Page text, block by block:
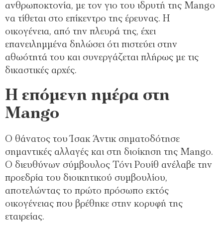
ανθρωποκτονία, με τον γιο του ιδρυτή της Mango
να τίθεται στο επίκεντρο της έρευνας. Η
οικογένεια, από την πλευρά της, έχει
επανειλημμένα δηλώσει ότι πιστεύει στην
αθωότητά του και συνεργάζεται πλήρως με τις
δικαστικές αρχές.
Η επόμενη ημέρα στη
Mango
Ο θάνατος του Ίσακ Άντικ σηματοδότησε
σημαντικές αλλαγές και στη διοίκηση της Mango.
Ο διευθύνων σύμβουλος Τόνι Ρουίθ ανέλαβε την
προεδρία του διοικητικού συμβουλίου,
αποτελώντας το πρώτο πρόσωπο εκτός
οικογένειας που βρέθηκε στην κορυφή της
εταιρείας.